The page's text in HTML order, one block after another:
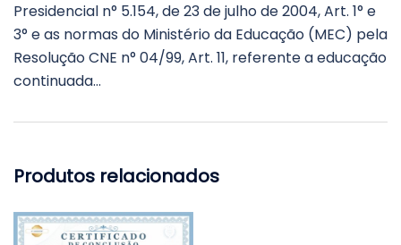
Presidencial n° 5.154, de 23 de julho de 2004, Art. 1° e
3° e as normas do Ministério da Educação (MEC) pela
Resolução CNE n° 04/99, Art. 11, referente a educação
continuada…
Produtos relacionados